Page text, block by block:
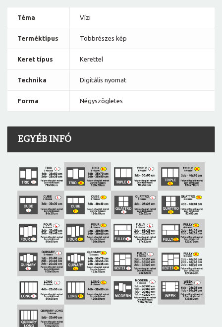
Téma Vízi
Terméktípus Többrészes kép
Keret típus Kerettel
Technika Digitális nyomat
Forma Négyszögletes
EGYÉB INFÓ